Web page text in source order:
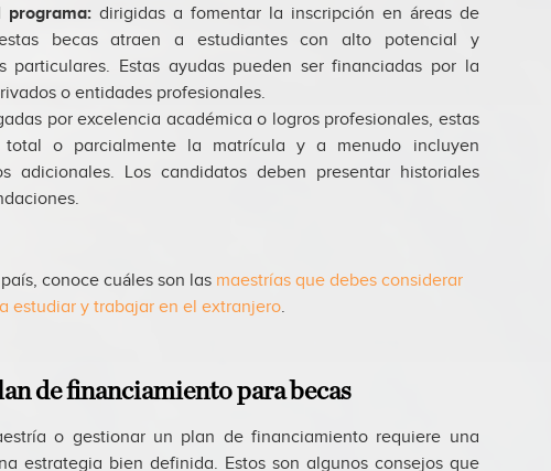
programa: dirigidas a fomentar la inscripción en áreas de
becas atraen a estudiantes con alto potencial y
particulares. Estas ayudas pueden ser financiadas por la
o entidades profesionales.
por excelencia académica o logros profesionales, estas
total o parcialmente la matrícula y a menudo incluyen
adicionales. Los candidatos deben presentar historiales
conoce cuáles son las maestrías que debes considerar
estudiar y trabajar en el extranjero.
de financiamiento para becas
o gestionar un plan de financiamiento requiere una
estrategia bien definida. Estos son algunos consejos que